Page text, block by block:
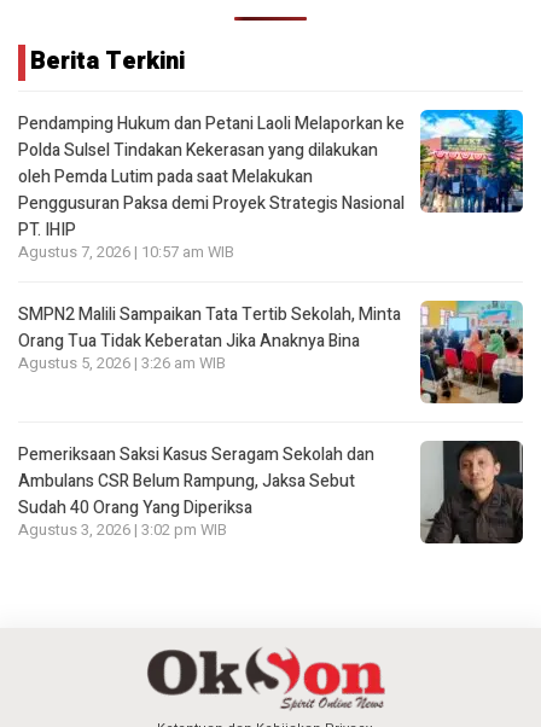
Berita Terkini
Pendamping Hukum dan Petani Laoli Melaporkan ke
Polda Sulsel Tindakan Kekerasan yang dilakukan
oleh Pemda Lutim pada saat Melakukan
Penggusuran Paksa demi Proyek Strategis Nasional
PT. IHIP
Agustus 7, 2026 | 10:57 am WIB
SMPN2 Malili Sampaikan Tata Tertib Sekolah, Minta
Orang Tua Tidak Keberatan Jika Anaknya Bina
Agustus 5, 2026 | 3:26 am WIB
Pemeriksaan Saksi Kasus Seragam Sekolah dan
Ambulans CSR Belum Rampung, Jaksa Sebut
Sudah 40 Orang Yang Diperiksa
Agustus 3, 2026 | 3:02 pm WIB